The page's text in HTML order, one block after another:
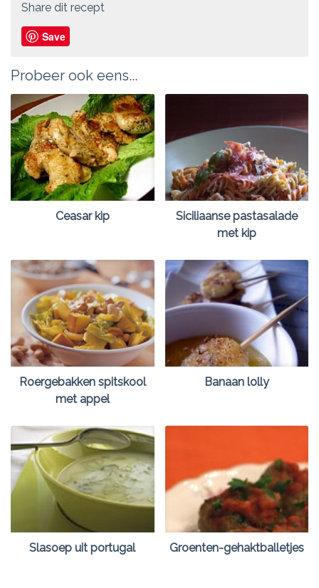
Share dit recept
Save
Probeer ook eens...
Ceasar kip
Siciliaanse pastasalade
met kip
Roergebakken spitskool
met appel
Banaan lolly
Slasoep uit portugal Groenten-gehaktballetjes